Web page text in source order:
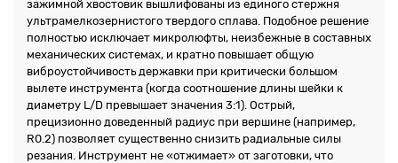
зажимной хвостовик вышлифованы из единого стержня
ультрамелкозернистого твердого сплава. Подобное решение
полностью исключает микролюфты, неизбежные в составных
механических системах, и кратно повышает общую
виброустойчивость державки при критически большом
вылете инструмента (когда соотношение длины шейки к
диаметру L/D превышает значения 3:1). Острый,
прецизионно доведенный радиус при вершине (например,
R0.2) позволяет существенно снизить радиальные силы
резания. Инструмент не «отжимает» от заготовки, что